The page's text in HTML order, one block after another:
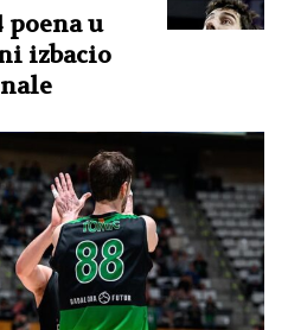
poena u
izbacio